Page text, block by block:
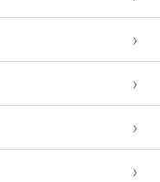
›
›
›
›